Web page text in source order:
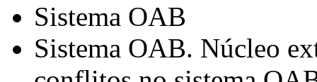
Sistema OAB
Sistema OAB. Núcleo